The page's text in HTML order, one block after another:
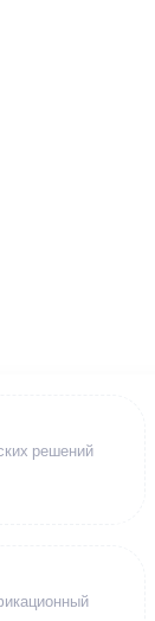
решений